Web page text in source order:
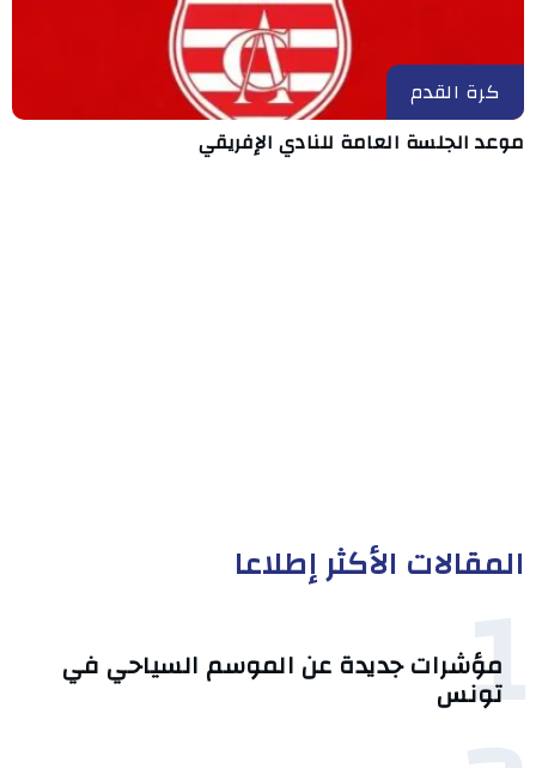
كرة القدم
موعد الجلسة العامة للنادي الإفريقي
المقالات الأكثر إطلاعا
1
مؤشرات جديدة عن الموسم السياحي في
تونس